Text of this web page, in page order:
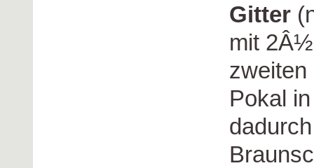
Gitter
mit
zweiten
Pokal